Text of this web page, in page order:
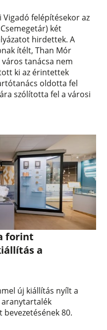
Vigadó felépítésekor az
két
hirdettek. A
ítélt, Than Mór
tanácsa nem
ki az érintettek
oldotta fel
szólította fel a városi
forint
a
új kiállítás nyílt a
aranytartalék
80.